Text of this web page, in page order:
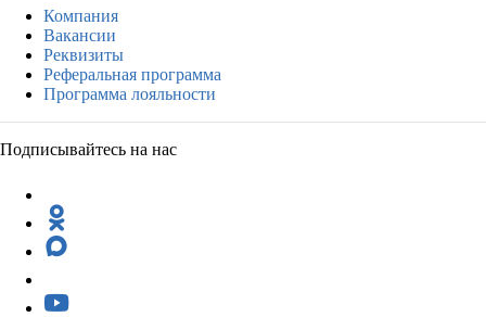
Компания
Вакансии
Реквизиты
Реферальная программа
Программа лояльности
Подписывайтесь на нас